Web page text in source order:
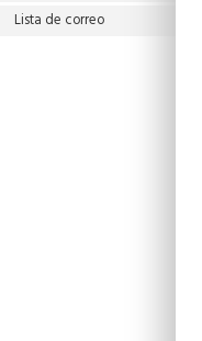
Lista de correo